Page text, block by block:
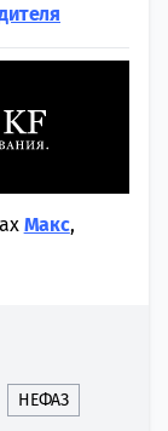
Макс,
НЕФАЗ